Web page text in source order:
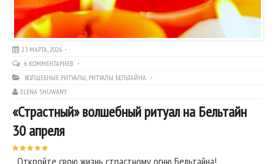
23 МАРТА, 2026
6 КОММЕНТАРИЕВ
ВОЛШЕБНЫЕ РИТУАЛЫ, РИТУАЛЫ БЕЛЬТАЙНА
ELENA SHUWANY
«Страстный» волшебный ритуал на Бельтайн
30 апреля